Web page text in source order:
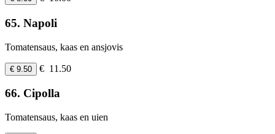
65. Napoli
Tomatensaus, kaas en ansjovis
€ 9.50 € 11.50
66. Cipolla
Tomatensaus, kaas en uien